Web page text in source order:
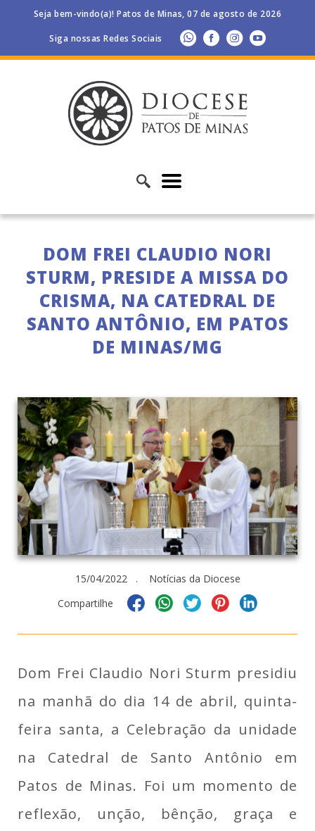
Seja bem-vindo(a)! Patos de Minas, 07 de agosto de 2026
Siga nossas Redes Sociais
DOM FREI CLAUDIO NORI
STURM, PRESIDE A MISSA DO
CRISMA, NA CATEDRAL DE
SANTO ANTÔNIO, EM PATOS
DE MINAS/MG
15/04/2022 . Notícias da Diocese
Compartilhe
Dom Frei Claudio Nori Sturm presidiu
na manhã do dia 14 de abril, quinta-
feira santa, a Celebração da unidade
na Catedral de Santo Antônio em
Patos de Minas. Foi um momento de
reflexão, unção, bênção, graça e